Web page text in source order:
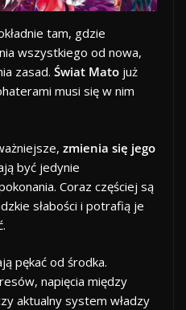
tam, gdzie
wszystkiego od nowa,
zasad. Świat Mato już
musi się w nim
zmienia się jego
być jedynie
Coraz częściej są
słabości i potrafią je
pękać od środka.
napięcia między
aktualny system władzy